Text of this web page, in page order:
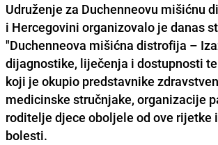
Udruženje za Duchenneovu mišićnu
i Hercegovini organizovalo je danas
"Duchenneova mišićna distrofija –
dijagnostike, liječenja i dostupnosti
koji je okupio predstavnike
medicinske stručnjake, organizacije
roditelje djece oboljele od ove rijetke
bolesti.